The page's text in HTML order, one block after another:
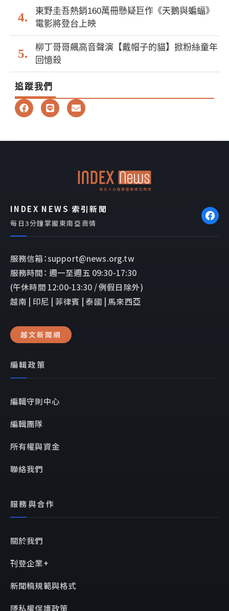
東野圭吾熱銷160萬冊懸疑巨作《天鵝與蝙蝠》
電影將登台上映
柳丁哥哥飆高音聲演【戴帽子的貓】掀粉絲童年
回憶殺
追蹤我們
F
a
b
L
i
E
n
l
INDEX NEWS 索引新聞
每日3分鐘掌握東南亞商情
服務信箱：support@news.org.tw
服務時間： 週一至週五 09:30-17:30
(午休時間 12:00-13:30 / 例假日除外)
越南 | 印尼 | 菲律賓 | 泰國 | 馬來西亞
越文新聞網
編輯政策
編輯守則中心
編輯團隊
所有權與資金
聯絡我們
服務與合作
關於我們
刊登企業+
新聞稿規範與格式
隱私權保護政策